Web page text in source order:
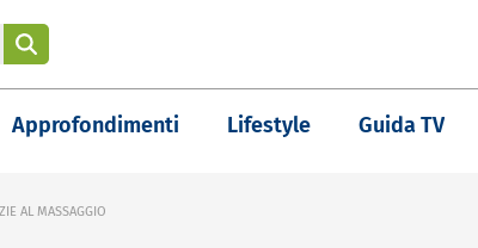
Approfondimenti Lifestyle Guida TV
AL MASSAGGIO